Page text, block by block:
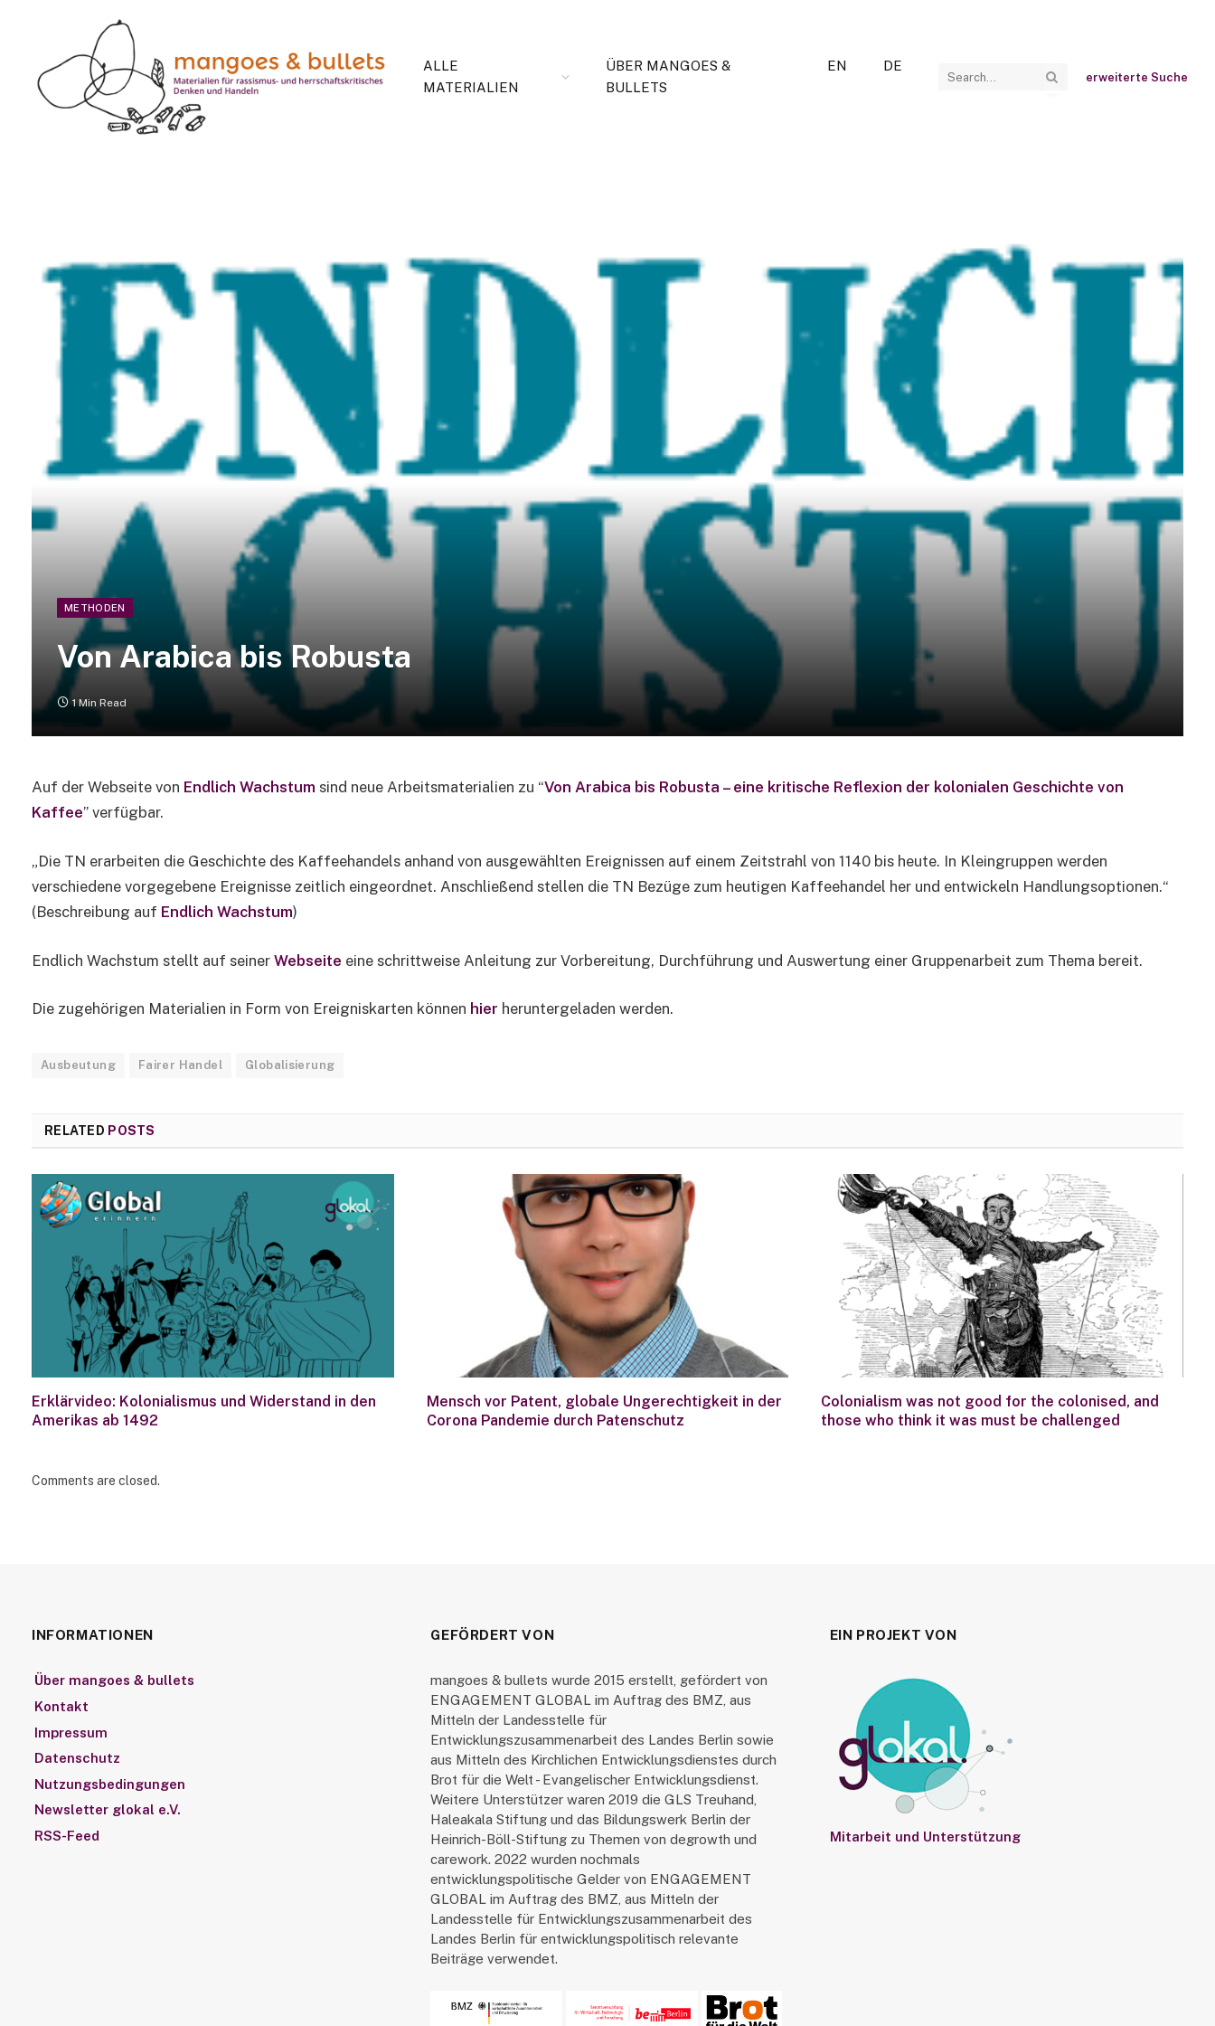
ALLE
MATERIALIEN
ÜBER MANGOES &
BULLETS
EN DE
erweiterte Suche
METHODEN
Von Arabica bis Robusta
1 Min Read
Auf der Webseite von Endlich Wachstum sind neue Arbeitsmaterialien zu “Von Arabica bis Robusta – eine kritische Reflexion der kolonialen Geschichte von
Kaffee” verfügbar.
„Die TN erarbeiten die Geschichte des Kaffeehandels anhand von ausgewählten Ereignissen auf einem Zeitstrahl von 1140 bis heute. In Kleingruppen werden
verschiedene vorgegebene Ereignisse zeitlich eingeordnet. Anschließend stellen die TN Bezüge zum heutigen Kaffeehandel her und entwickeln Handlungsoptionen.“
(Beschreibung auf Endlich Wachstum)
Endlich Wachstum stellt auf seiner Webseite eine schrittweise Anleitung zur Vorbereitung, Durchführung und Auswertung einer Gruppenarbeit zum Thema bereit.
Die zugehörigen Materialien in Form von Ereigniskarten können hier heruntergeladen werden.
Ausbeutung Fairer Handel Globalisierung
RELATED POSTS
Erklärvideo: Kolonialismus und Widerstand in den
Amerikas ab 1492
Mensch vor Patent, globale Ungerechtigkeit in der
Corona Pandemie durch Patenschutz
Colonialism was not good for the colonised, and
those who think it was must be challenged
Comments are closed.
INFORMATIONEN
Über mangoes & bullets
Kontakt
Impressum
Datenschutz
Nutzungsbedingungen
Newsletter glokal e.V.
RSS-Feed
GEFÖRDERT VON
mangoes & bullets wurde 2015 erstellt, gefördert von
ENGAGEMENT GLOBAL im Auftrag des BMZ, aus
Mitteln der Landesstelle für
Entwicklungszusammenarbeit des Landes Berlin sowie
aus Mitteln des Kirchlichen Entwicklungsdienstes durch
Brot für die Welt - Evangelischer Entwicklungsdienst.
Weitere Unterstützer waren 2019 die GLS Treuhand,
Haleakala Stiftung und das Bildungswerk Berlin der
Heinrich-Böll-Stiftung zu Themen von degrowth und
carework. 2022 wurden nochmals
entwicklungspolitische Gelder von ENGAGEMENT
GLOBAL im Auftrag des BMZ, aus Mitteln der
Landesstelle für Entwicklungszusammenarbeit des
Landes Berlin für entwicklungspolitisch relevante
Beiträge verwendet.
EIN PROJEKT VON
Mitarbeit und Unterstützung